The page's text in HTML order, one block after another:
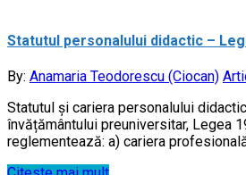
Statutul personalului didactic –
By: Anamaria Teodorescu (Ciocan)
Statutul şi cariera personalului
învățământului preuniversitar, Legea
reglementează: a) cariera